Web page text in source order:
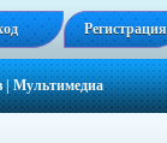
Регистрация
|Мультимедиа